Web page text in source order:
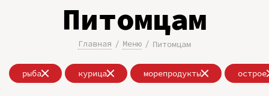
Питомцам
Главная Меню Питомцам
рыба курица морепродукты острое